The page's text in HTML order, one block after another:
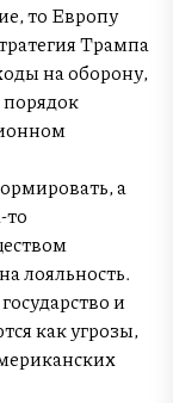
то Европу
Трампа
на оборону,
а
то
лояльность.
и
как угрозы,